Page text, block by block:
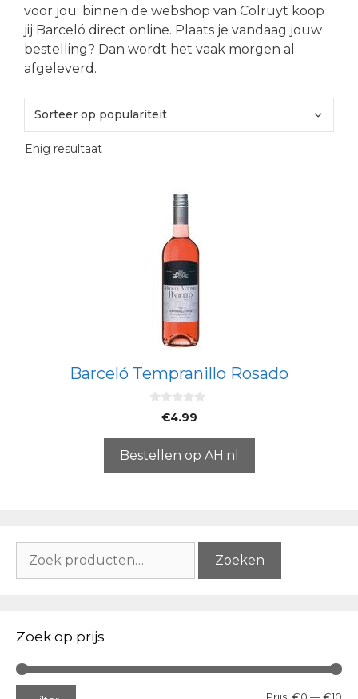
voor jou: binnen de webshop van Colruyt koop
jij Barceló direct online. Plaats je vandaag jouw
bestelling? Dan wordt het vaak morgen al
afgeleverd.
Enig resultaat
Barceló Tempranillo Rosado
5
€4.99
Bestellen op AH.nl
naar:
Zoeken
Zoek op prijs